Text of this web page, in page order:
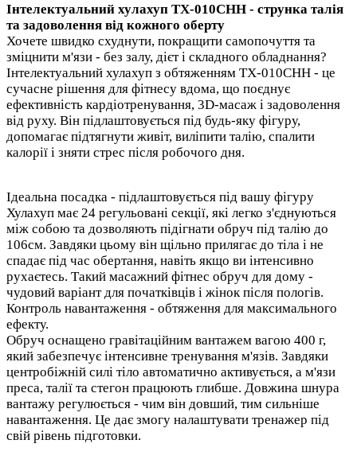
Інтелектуальний хулахуп TX-010CHH - струнка талія
та задоволення від кожного оберту
Хочете швидко схуднути, покращити самопочуття та
зміцнити м'язи - без залу, дієт і складного обладнання?
Інтелектуальний хулахуп з обтяженням TX-010CHH - це
сучасне рішення для фітнесу вдома, що поєднує
ефективність кардіотренування, 3D-масаж і задоволення
від руху. Він підлаштовується під будь-яку фігуру,
допомагає підтягнути живіт, виліпити талію, спалити
калорії і зняти стрес після робочого дня.
Ідеальна посадка - підлаштовується під вашу фігуру
Хулахуп має 24 регульовані секції, які легко з'єднуються
між собою та дозволяють підігнати обруч під талію до
106см. Завдяки цьому він щільно прилягає до тіла і не
спадає під час обертання, навіть якщо ви інтенсивно
рухаєтесь. Такий масажний фітнес обруч для дому -
чудовий варіант для початківців і жінок після пологів.
Контроль навантаження - обтяження для максимального
ефекту.
Обруч оснащено гравітаційним вантажем вагою 400 г,
який забезпечує інтенсивне тренування м'язів. Завдяки
центробіжній силі тіло автоматично активується, а м'язи
преса, талії та стегон працюють глибше. Довжина шнура
вантажу регулюється - чим він довший, тим сильніше
навантаження. Це дає змогу налаштувати тренажер під
свій рівень підготовки.